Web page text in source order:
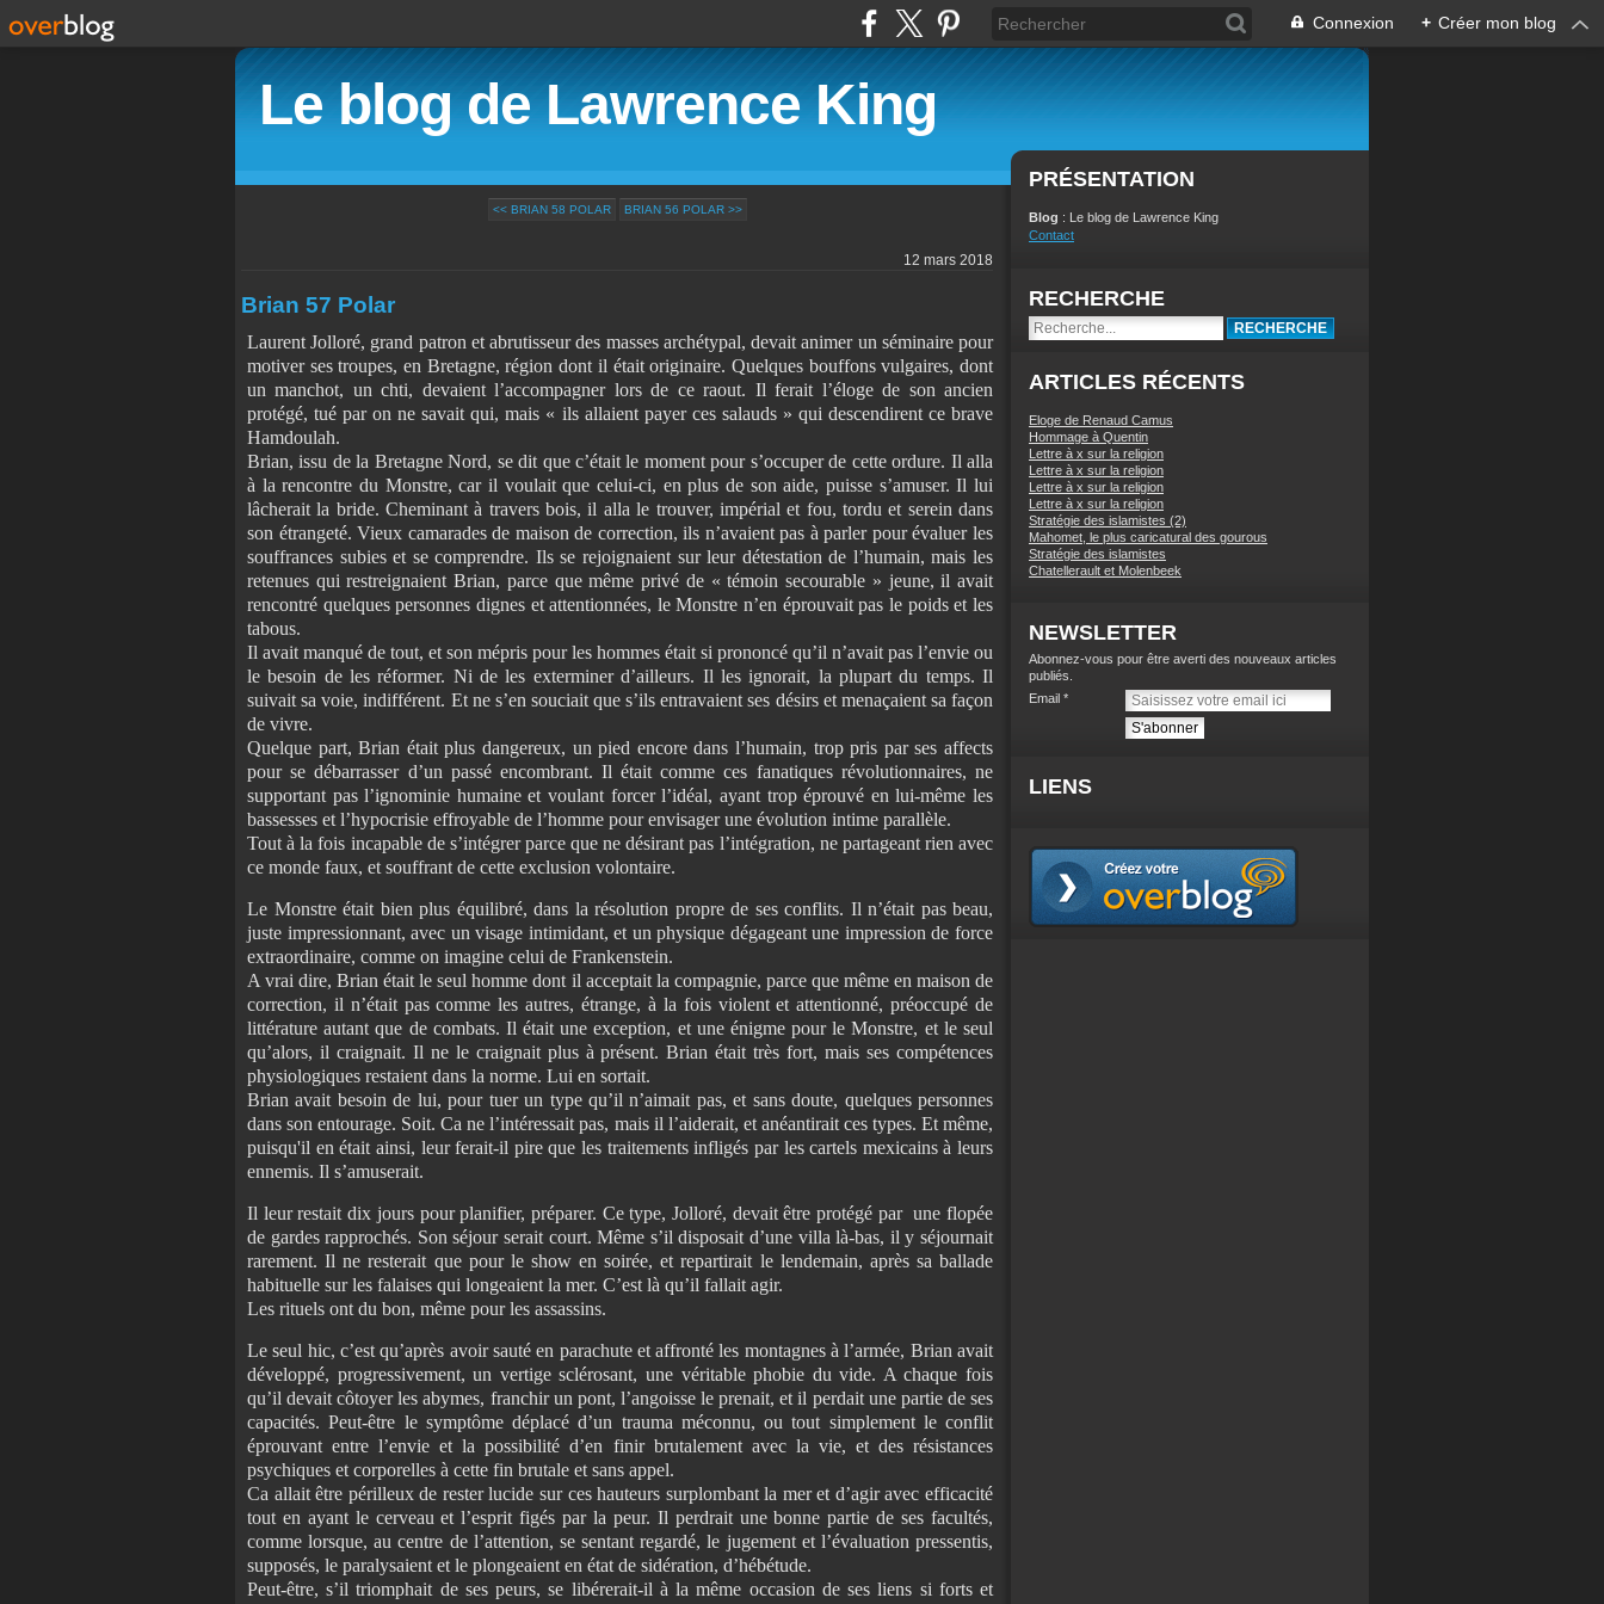
Connexion + Créer mon blog
Le blog de Lawrence King
<< BRIAN 58 POLAR BRIAN 56 POLAR >>
12 mars 2018
Brian 57 Polar
Laurent Jolloré, grand patron et abrutisseur des masses archétypal, devait animer un séminaire pour
motiver ses troupes, en Bretagne, région dont il était originaire. Quelques bouffons vulgaires, dont
un manchot, un chti, devaient l’accompagner lors de ce raout. Il ferait l’éloge de son ancien
protégé, tué par on ne savait qui, mais « ils allaient payer ces salauds » qui descendirent ce brave
Hamdoulah.
Brian, issu de la Bretagne Nord, se dit que c’était le moment pour s’occuper de cette ordure. Il alla
à la rencontre du Monstre, car il voulait que celui-ci, en plus de son aide, puisse s’amuser. Il lui
lâcherait la bride. Cheminant à travers bois, il alla le trouver, impérial et fou, tordu et serein dans
son étrangeté. Vieux camarades de maison de correction, ils n’avaient pas à parler pour évaluer les
souffrances subies et se comprendre. Ils se rejoignaient sur leur détestation de l’humain, mais les
retenues qui restreignaient Brian, parce que même privé de « témoin secourable » jeune, il avait
rencontré quelques personnes dignes et attentionnées, le Monstre n’en éprouvait pas le poids et les
tabous.
Il avait manqué de tout, et son mépris pour les hommes était si prononcé qu’il n’avait pas l’envie ou
le besoin de les réformer. Ni de les exterminer d’ailleurs. Il les ignorait, la plupart du temps. Il
suivait sa voie, indifférent. Et ne s’en souciait que s’ils entravaient ses désirs et menaçaient sa façon
de vivre.
Quelque part, Brian était plus dangereux, un pied encore dans l’humain, trop pris par ses affects
pour se débarrasser d’un passé encombrant. Il était comme ces fanatiques révolutionnaires, ne
supportant pas l’ignominie humaine et voulant forcer l’idéal, ayant trop éprouvé en lui-même les
bassesses et l’hypocrisie effroyable de l’homme pour envisager une évolution intime parallèle.
Tout à la fois incapable de s’intégrer parce que ne désirant pas l’intégration, ne partageant rien avec
ce monde faux, et souffrant de cette exclusion volontaire.
Le Monstre était bien plus équilibré, dans la résolution propre de ses conflits. Il n’était pas beau,
juste impressionnant, avec un visage intimidant, et un physique dégageant une impression de force
extraordinaire, comme on imagine celui de Frankenstein.
A vrai dire, Brian était le seul homme dont il acceptait la compagnie, parce que même en maison de
correction, il n’était pas comme les autres, étrange, à la fois violent et attentionné, préoccupé de
littérature autant que de combats. Il était une exception, et une énigme pour le Monstre, et le seul
qu’alors, il craignait. Il ne le craignait plus à présent. Brian était très fort, mais ses compétences
physiologiques restaient dans la norme. Lui en sortait.
Brian avait besoin de lui, pour tuer un type qu’il n’aimait pas, et sans doute, quelques personnes
dans son entourage. Soit. Ca ne l’intéressait pas, mais il l’aiderait, et anéantirait ces types. Et même,
puisqu'il en était ainsi, leur ferait-il pire que les traitements infligés par les cartels mexicains à leurs
ennemis. Il s’amuserait.
Il leur restait dix jours pour planifier, préparer. Ce type, Jolloré, devait être protégé par une flopée
de gardes rapprochés. Son séjour serait court. Même s’il disposait d’une villa là-bas, il y séjournait
rarement. Il ne resterait que pour le show en soirée, et repartirait le lendemain, après sa ballade
habituelle sur les falaises qui longeaient la mer. C’est là qu’il fallait agir.
Les rituels ont du bon, même pour les assassins.
Le seul hic, c’est qu’après avoir sauté en parachute et affronté les montagnes à l’armée, Brian avait
développé, progressivement, un vertige sclérosant, une véritable phobie du vide. A chaque fois
qu’il devait côtoyer les abymes, franchir un pont, l’angoisse le prenait, et il perdait une partie de ses
capacités. Peut-être le symptôme déplacé d’un trauma méconnu, ou tout simplement le conflit
éprouvant entre l’envie et la possibilité d’en finir brutalement avec la vie, et des résistances
psychiques et corporelles à cette fin brutale et sans appel.
Ca allait être périlleux de rester lucide sur ces hauteurs surplombant la mer et d’agir avec efficacité
tout en ayant le cerveau et l’esprit figés par la peur. Il perdrait une bonne partie de ses facultés,
comme lorsque, au centre de l’attention, se sentant regardé, le jugement et l’évaluation pressentis,
supposés, le paralysaient et le plongeaient en état de sidération, d’hébétude.
Peut-être, s’il triomphait de ses peurs, se libérerait-il à la même occasion de ses liens si forts et
PRÉSENTATION
Blog : Le blog de Lawrence King
Contact
RECHERCHE
ARTICLES RÉCENTS
Eloge de Renaud Camus
Hommage à Quentin
Lettre à x sur la religion
Lettre à x sur la religion
Lettre à x sur la religion
Lettre à x sur la religion
Stratégie des islamistes (2)
Mahomet, le plus caricatural des gourous
Stratégie des islamistes
Chatellerault et Molenbeek
NEWSLETTER
Abonnez-vous pour être averti des nouveaux articles
publiés.
Email
LIENS